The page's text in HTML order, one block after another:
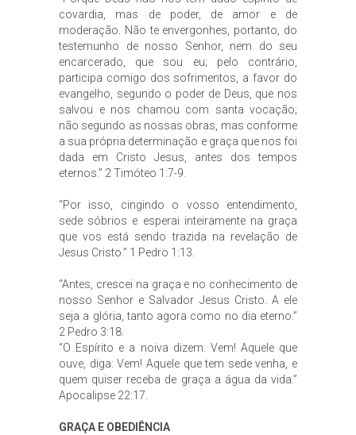
covardia, mas de poder, de amor e de
moderação. Não te envergonhes, portanto, do
testemunho de nosso Senhor, nem do seu
encarcerado, que sou eu; pelo contrário,
participa comigo dos sofrimentos, a favor do
evangelho, segundo o poder de Deus, que nos
salvou e nos chamou com santa vocação;
não segundo as nossas obras, mas conforme
a sua própria determinação e graça que nos foi
dada em Cristo Jesus, antes dos tempos
eternos.” 2 Timóteo 1:7-9.
“Por isso, cingindo o vosso entendimento,
sede sóbrios e esperai inteiramente na graça
que vos está sendo trazida na revelação de
Jesus Cristo.” 1 Pedro 1:13.
“Antes, crescei na graça e no conhecimento de
nosso Senhor e Salvador Jesus Cristo. A ele
seja a glória, tanto agora como no dia eterno.”
2 Pedro 3:18.
“O Espírito e a noiva dizem: Vem! Aquele que
ouve, diga: Vem! Aquele que tem sede venha, e
quem quiser receba de graça a água da vida.”
Apocalipse 22:17.
GRAÇA E OBEDIÊNCIA